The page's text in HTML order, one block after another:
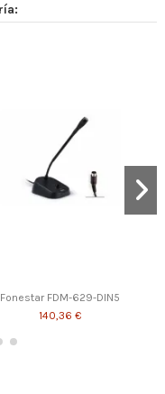
Fonestar FDM-629-DIN5
140,36 €